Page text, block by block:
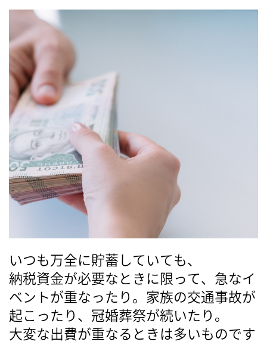
いつも万全に貯蓄していても、
納税資金が必要なときに限って、急なイ
ベントが重なったり。家族の交通事故が
起こったり、冠婚葬祭が続いたり。
大変な出費が重なるときは多いものです